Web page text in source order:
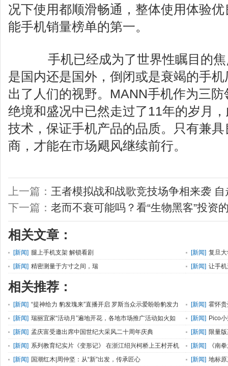
况下使用都顺滑畅通，整体使用体验
能手机销量榜单的第一。
手机已经成为了世界性瞩目的焦
是国内还是国外，倒闭或是衰竭的手
出了人们的视野。MANN手机作为三
绝境和盛况中已然走过了11年的岁月
技术，保证手机产品的品质。只有兼
商，才能在市场飓风继续前行。
上一篇： 王者模拟战和战歌竞技场争相来袭
下一篇： 老而不衰可能吗？看“生物黑客”投资
相关文章：
[新闻] 腿上手机支架 解锁看剧 [新闻] 复旦
[新闻] 精密测量于方寸之间，瑞 [新闻] 让手
相关推荐：
[新闻] “提神给力 豹发瑰来”直播开启 罗斯当众示爱盼盼豹发力 [新闻] 霍怀
[新闻] 瑞丽宜家“活动月”遍地开花，各地市场推广活动如火如
荼！
[新闻] Pico
[新闻] 孟庆富受邀出席中国世纪大采风二十周年庆典 [新闻] 限量
[新闻] 系列教育纪实片《变形记》 在浙江绍兴柯桥上王村开机 [新闻]
《南
[新闻] 国潮红木|周仲坚：从“新”出发，传承匠心 [新闻] 地标